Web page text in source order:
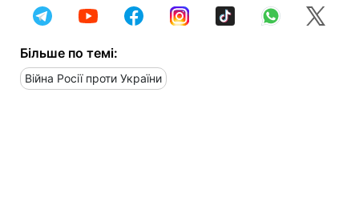
Більше по темі:
Війна Росії проти України